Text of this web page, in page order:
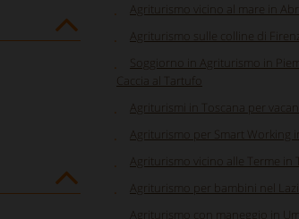
Agriturismo vicino al mare in
Agriturismo sulle colline di
Soggiorno in Agriturismo in
Caccia al Tartufo
Agriturismi in Toscana per
Agriturismo per Smart Working
Agriturismo vicino alle Terme in
Agriturismo per bambini nel Lazio
Agriturismo con maneggio in